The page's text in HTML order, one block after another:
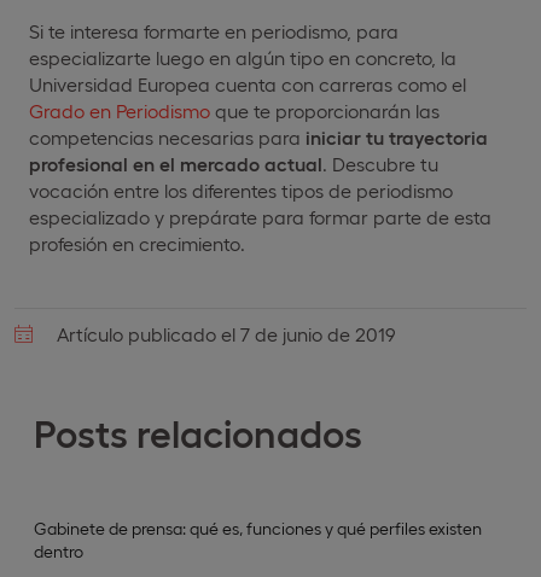
Posts relacionados
Gabinete de prensa: qué es, funciones y qué perfiles existen
dentro
Si te interesa formarte en periodismo, para
especializarte luego en algún tipo en concreto, la
Universidad Europea cuenta con carreras como el
Grado en Periodismo que te proporcionarán las
competencias necesarias para iniciar tu trayectoria
profesional en el mercado actual. Descubre tu
vocación entre los diferentes tipos de periodismo
especializado y prepárate para formar parte de esta
profesión en crecimiento.
Artículo publicado el 7 de junio de 2019